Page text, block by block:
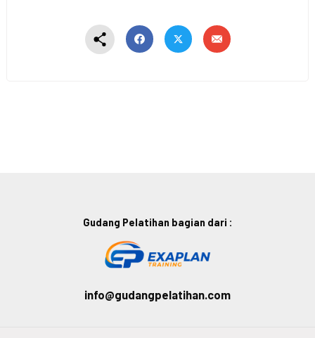
Gudang Pelatihan bagian dari :
info@gudangpelatihan.com